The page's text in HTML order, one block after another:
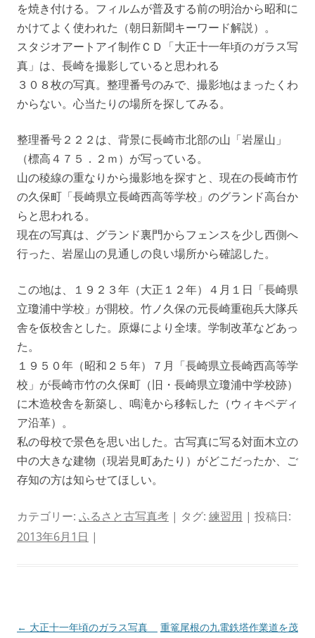
を焼き付ける。フィルムが普及する前の明治から昭和に
かけてよく使われた（朝日新聞キーワード解説）。
スタジオアートアイ制作ＣＤ「大正十一年頃のガラス写
真」は、長崎を撮影していると思われる
３０８枚の写真。整理番号のみで、撮影地はまったくわ
からない。心当たりの場所を探してみる。
整理番号２２２は、背景に長崎市北部の山「岩屋山」
（標高４７５．２ｍ）が写っている。
山の稜線の重なりから撮影地を探すと、現在の長崎市竹
の久保町「長崎県立長崎西高等学校」のグランド高台か
らと思われる。
現在の写真は、グランド裏門からフェンスを少し西側へ
行った、岩屋山の見通しの良い場所から確認した。
この地は、１９２３年（大正１２年）４月１日「長崎県
立瓊浦中学校」が開校。竹ノ久保の元長崎重砲兵大隊兵
舎を仮校舎とした。原爆により全壊。学制改革などあっ
た。
１９５０年（昭和２５年）７月「長崎県立長崎西高等学
校」が長崎市竹の久保町（旧・長崎県立瓊浦中学校跡）
に木造校舎を新築し、鳴滝から移転した（ウィキペディ
ア沿革）。
私の母校で景色を思い出した。古写真に写る対面木立の
中の大きな建物（現岩見町あたり）がどこだったか、ご
存知の方は知らせてほしい。
カテゴリー: ふるさと古写真考 | タグ: 練習用 | 投稿日:
2013年6月1日 |
投
← 大正十一年頃のガラス写真 重篭尾根の九電鉄塔作業道を茂